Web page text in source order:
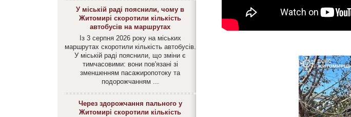
У міській раді пояснили, чому в
Житомирі скоротили кількість
автобусів на маршрутах
Із 3 серпня 2026 року на міських
маршрутах скоротили кількість автобусів.
У міській раді пояснили, що зміни є
тимчасовими: вони пов'язані зі
зменшенням пасажиропотоку та
подорожчанням ...
Через здорожчання пального у
Житомирі скоротили кількість